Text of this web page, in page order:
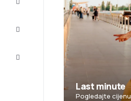
Last minute
Pogledajte cijenu